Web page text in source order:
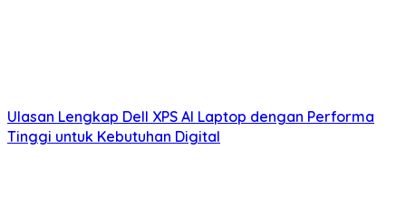
Ulasan Lengkap Dell XPS AI Laptop dengan Performa
Tinggi untuk Kebutuhan Digital